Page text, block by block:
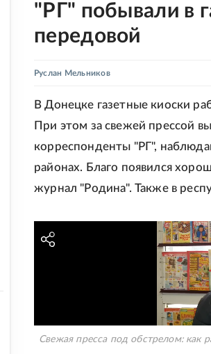
"РГ" побывали в
передовой
Руслан Мельников
В Донецке газетные киоски
При этом за свежей прессой
корреспонденты "РГ",
районах. Благо появился
журнал "Родина". Также в
Свежая пресса под обстрелом: как